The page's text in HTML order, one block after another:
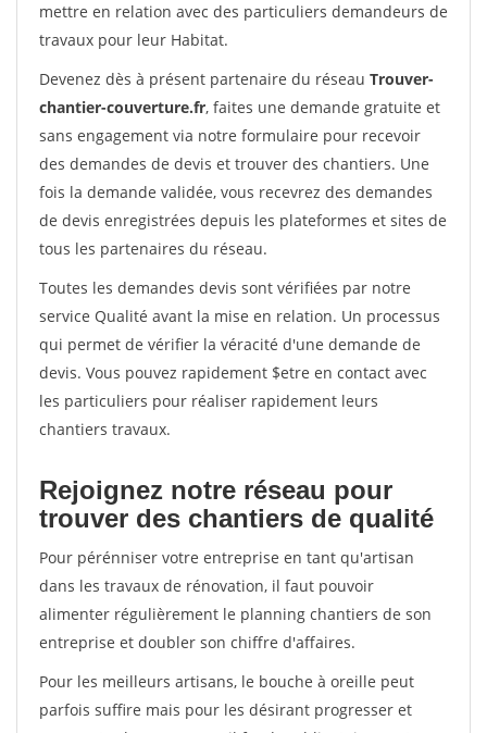
mettre en relation avec des particuliers demandeurs de
travaux pour leur Habitat.
Devenez dès à présent partenaire du réseau Trouver-
chantier-couverture.fr, faites une demande gratuite et
sans engagement via notre formulaire pour recevoir
des demandes de devis et trouver des chantiers. Une
fois la demande validée, vous recevrez des demandes
de devis enregistrées depuis les plateformes et sites de
tous les partenaires du réseau.
Toutes les demandes devis sont vérifiées par notre
service Qualité avant la mise en relation. Un processus
qui permet de vérifier la véracité d'une demande de
devis. Vous pouvez rapidement $etre en contact avec
les particuliers pour réaliser rapidement leurs
chantiers travaux.
Rejoignez notre réseau pour
trouver des chantiers de qualité
Pour pérénniser votre entreprise en tant qu'artisan
dans les travaux de rénovation, il faut pouvoir
alimenter régulièrement le planning chantiers de son
entreprise et doubler son chiffre d'affaires.
Pour les meilleurs artisans, le bouche à oreille peut
parfois suffire mais pour les désirant progresser et